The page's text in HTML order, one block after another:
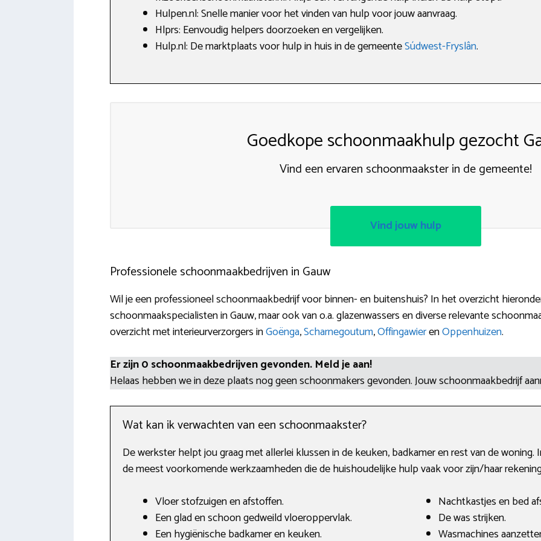
Hulpen.nl: Snelle manier voor het vinden van hulp voor jouw aanvraag.
Hlprs: Eenvoudig helpers doorzoeken en vergelijken.
Hulp.nl: De marktplaats voor hulp in huis in de gemeenteSúdwest-Fryslân.
Goedkope schoonmaakhulp gezocht
Vind een ervaren schoonmaakster in de gemeente!
Vind jouw hulp
Professionele schoonmaakbedrijven in Gauw
Wil je een professioneel schoonmaakbedrijf voor binnen- en buitenshuis? In het overzicht
schoonmaakspecialisten in Gauw, maar ook van o.a. glazenwassers en diverse relevante
overzicht met interieurverzorgers inGoënga,Scharnegoutum,OffingawierenOppenhuizen.
Er zijn 0 schoonmaakbedrijven gevonden. Meld je aan!
Helaas hebben we in deze plaats nog geen schoonmakers gevonden. Jouw schoonmaakbedrijf
Wat kan ik verwachten van een schoonmaakster?
De werkster helpt jou graag met allerlei klussen in de keuken, badkamer en rest van de
de meest voorkomende werkzaamheden die de huishoudelijke hulp vaak voor zijn/haar
Vloer stofzuigen en afstoffen.
Een glad en schoon gedweild vloeroppervlak.
Een hygiënische badkamer en keuken.
Nachtkastjes en bed
De was strijken.
Wasmachines